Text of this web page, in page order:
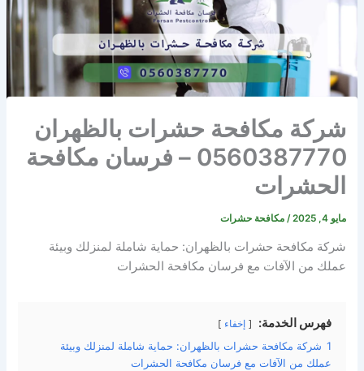
شركة مكافحة حشرات بالظهران
0560387770 – فرسان مكافحة
الحشرات
مايو 4, 2025 /مكافحة حشرات
شركة مكافحة حشرات بالظهران: حماية شاملة لمنزلك وبيئة
عملك من الآفات مع فرسان مكافحة الحشرات
فهرس الخدمة: إخفاء
1 شركة مكافحة حشرات بالظهران: حماية شاملة لمنزلك وبيئة
عملك من الآفات مع فرسان مكافحة الحشرات